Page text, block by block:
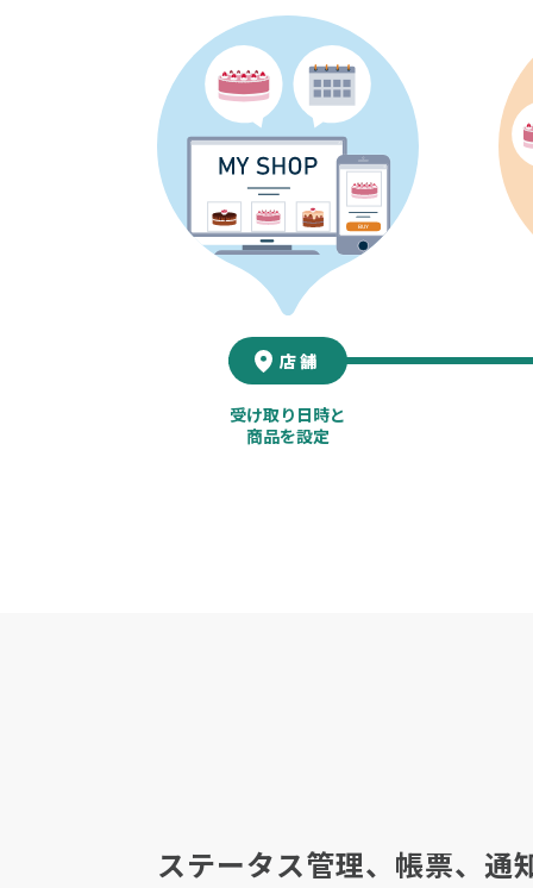
店舗
受け取り日時と
商品を設定
ステータス管理、帳票、通